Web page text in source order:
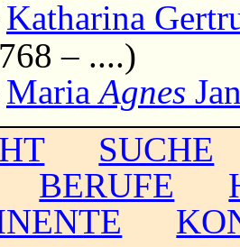
Katharina
– ....)
MariaAgnes
SUCHE
BERUFE